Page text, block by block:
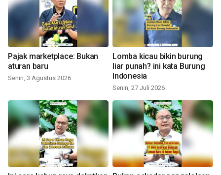
Pajak marketplace: Bukan
aturan baru
Senin, 3 Agustus 2026
Lomba kicau bikin burung
liar punah? ini kata Burung
Indonesia
Senin, 27 Juli 2026